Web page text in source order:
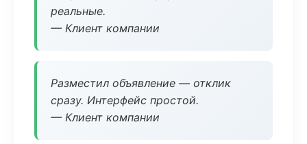
реальные.
— Клиент компании
Разместил объявление — отклик
сразу. Интерфейс простой.
— Клиент компании